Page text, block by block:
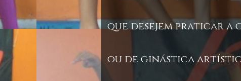
que desejem praticar a
ou de ginástica